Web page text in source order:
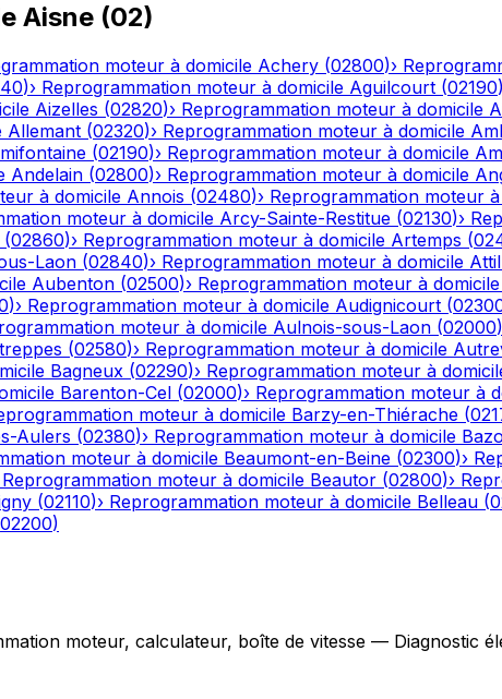
Aisne (02)
moteur à domicile Achery (02800)›
)› Reprogrammation moteur à domicile Aguilcourt (02190)
Aizelles (02820)› Reprogrammation moteur à domicile
Allemant (02320)› Reprogrammation moteur à domicile
(02190)› Reprogrammation moteur à domicile
Andelain (02800)› Reprogrammation moteur à domicile
à domicile Annois (02480)› Reprogrammation moteur
moteur à domicile Arcy-Sainte-Restitue (02130)›
(02860)› Reprogrammation moteur à domicile Artemps (
Laon (02840)› Reprogrammation moteur à domicile
Aubenton (02500)› Reprogrammation moteur à domicile
)› Reprogrammation moteur à domicile Audignicourt (
moteur à domicile Aulnois-sous-Laon (02000)
(02580)› Reprogrammation moteur à domicile
Bagneux (02290)› Reprogrammation moteur à
Barenton-Cel (02000)› Reprogrammation moteur à
moteur à domicile Barzy-en-Thiérache (
Aulers (02380)› Reprogrammation moteur à domicile
moteur à domicile Beaumont-en-Beine (02300)›
Reprogrammation moteur à domicile Beautor (02800)›
(02110)› Reprogrammation moteur à domicile Belleau (
02200)
moteur, calculateur, boîte de vitesse — Diagnostic